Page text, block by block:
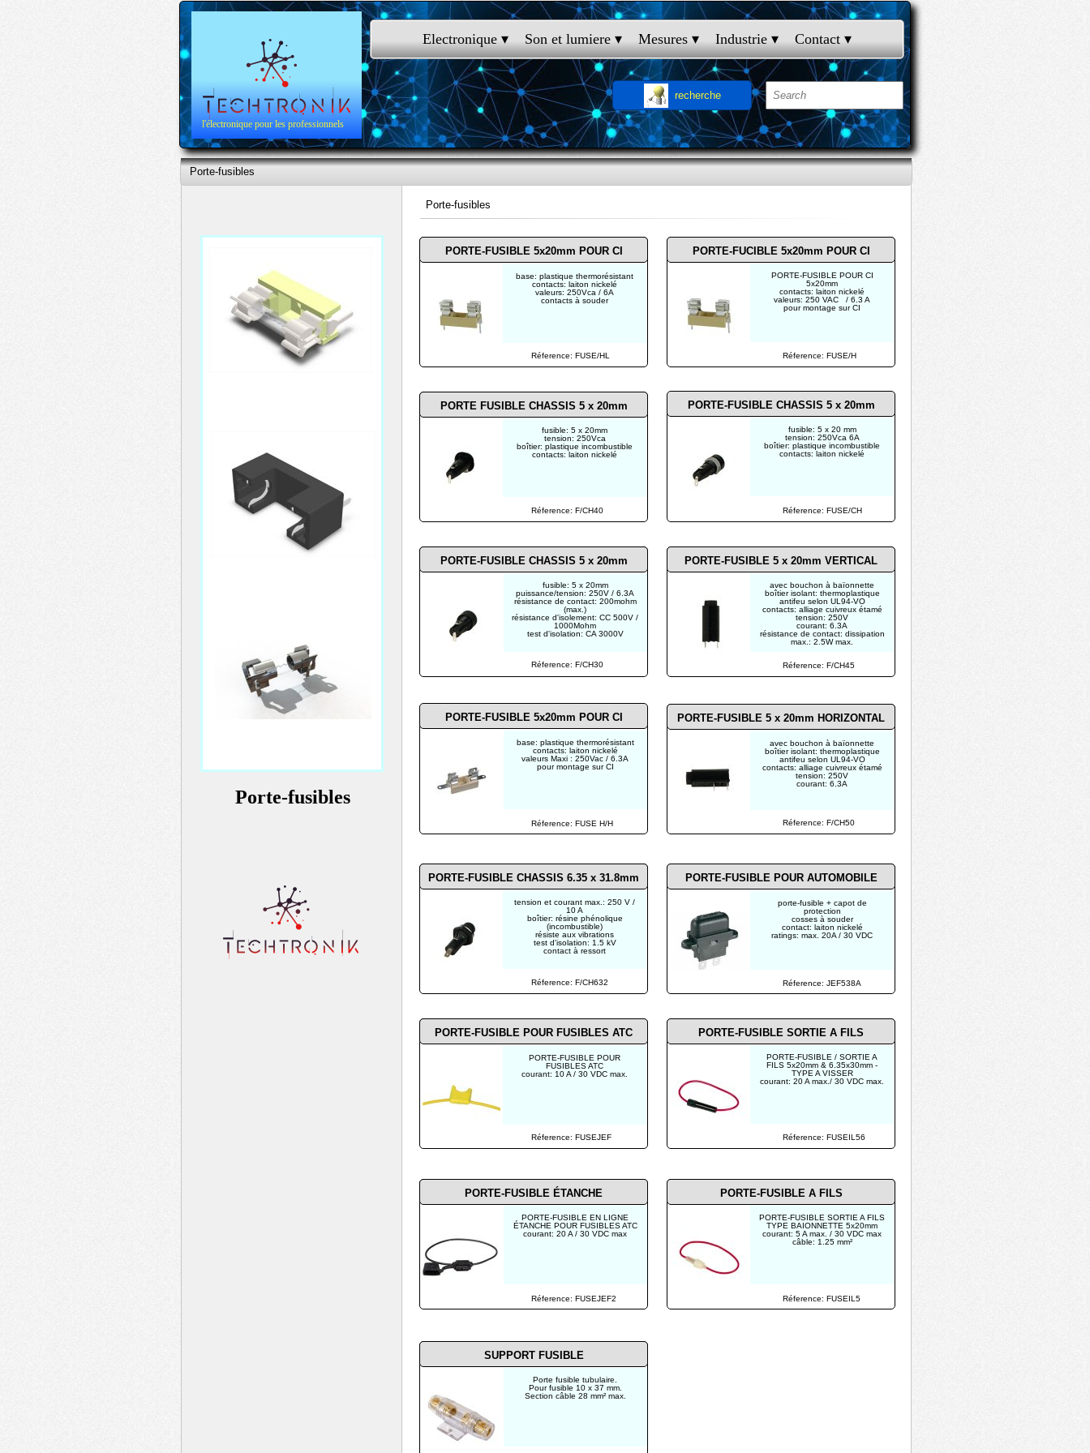
Electronique ▾ Son et lumiere ▾ Mesures ▾ Industrie ▾ Contact ▾
recherche
l'électronique pour les professionnels
Porte-fusibles
Porte-fusibles
Réference: F/CH30
fusible: 5 x 20mm
puissance/tension: 250V / 6.3A
résistance de contact: 200mohm
(max.)
résistance d'isolement: CC 500V /
1000Mohm
test d'isolation: CA 3000V
Réference: JEF538A
Réference: F/CH50
PORTE-FUSIBLE CHASSIS 5 x 20mm
PORTE-FUSIBLE POUR AUTOMOBILE
PORTE-FUSIBLE 5 x 20mm HORIZONTAL
porte-fusible + capot de
protection
cosses à souder
contact: laiton nickelé
ratings: max. 20A / 30 VDC
avec bouchon à baïonnette
boîtier isolant: thermoplastique
antifeu selon UL94-VO
contacts: alliage cuivreux étamé
tension: 250V
courant: 6.3A
fusible: 5 x 20 mm
tension: 250Vca 6A
boîtier: plastique incombustible
contacts: laiton nickelé
Réference: FUSE/CH
PORTE-FUSIBLE CHASSIS 5 x 20mm
Réference: F/CH632
Réference: F/CH45
PORTE-FUSIBLE 5 x 20mm VERTICAL
PORTE-FUSIBLE CHASSIS 6.35 x 31.8mm
SUPPORT FUSIBLE
tension et courant max.: 250 V /
10 A
boîtier: résine phénolique
(incombustible)
résiste aux vibrations
test d'isolation: 1.5 kV
contact à ressort
avec bouchon à baïonnette
boîtier isolant: thermoplastique
antifeu selon UL94-VO
contacts: alliage cuivreux étamé
tension: 250V
courant: 6.3A
résistance de contact: dissipation
max.: 2.5W max.
Porte fusible tubulaire.
Pour fusible 10 x 37 mm.
Section câble 28 mm² max.
base: plastique thermorésistant
contacts: laiton nickelé
valeurs Maxi : 250Vac / 6.3A
pour montage sur CI
fusible: 5 x 20mm
tension: 250Vca
boîtier: plastique incombustible
contacts: laiton nickelé
base: plastique thermorésistant
contacts: laiton nickelé
valeurs: 250Vca / 6A
contacts à souder
Réference: F/CH40
Réference: FUSE/HL
Réference: FUSE H/H
PORTE-FUSIBLE 5x20mm POUR CI
PORTE FUSIBLE CHASSIS 5 x 20mm
PORTE-FUSIBLE 5x20mm POUR CI
Réference: FUSE/H
PORTE-FUCIBLE 5x20mm POUR CI
PORTE-FUSIBLE POUR CI
5x20mm
contacts: laiton nickelé
valeurs: 250 VAC / 6.3 A
pour montage sur CI
Porte-fusibles
header
menu
Réference: FUSEJEF
PORTE-FUSIBLE POUR
FUSIBLES ATC
courant: 10 A / 30 VDC max.
PORTE-FUSIBLE POUR FUSIBLES ATC
Réference: FUSEIL56
Réference: FUSEJEF2 Réference: FUSEIL5
PORTE-FUSIBLE SORTIE A FILS
PORTE-FUSIBLE ÉTANCHE PORTE-FUSIBLE A FILS
PORTE-FUSIBLE / SORTIE A
FILS 5x20mm & 6.35x30mm -
TYPE A VISSER
courant: 20 A max./ 30 VDC max.
PORTE-FUSIBLE EN LIGNE
ÉTANCHE POUR FUSIBLES ATC
courant: 20 A / 30 VDC max
PORTE-FUSIBLE SORTIE A FILS
TYPE BAIONNETTE 5x20mm
courant: 5 A max. / 30 VDC max
câble: 1.25 mm²